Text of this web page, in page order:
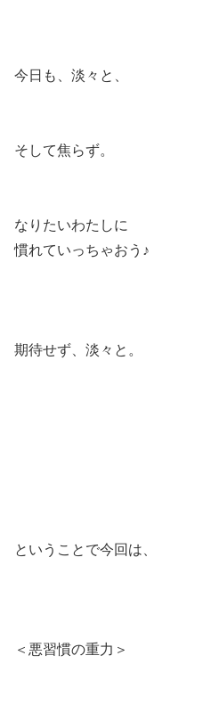
今日も、淡々と、
そして焦らず。
なりたいわたしに
慣れていっちゃおう♪
期待せず、淡々と。
ということで今回は、
＜悪習慣の重力＞